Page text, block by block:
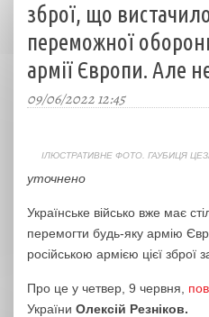
зброї, що
переможної
армії Європи. Але
09/06/2022 12:45
ІЛЮСТРАТИВНЕ ФОТО. ГАУБИЦЯ
уточнено
Українське військо вже має
перемогти будь-яку армію
російською армією цієї зброї
Про це у четвер, 9 червня,
України Олексій Резніков.